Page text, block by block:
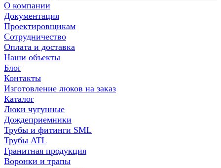
О компании
Документация
Проектировщикам
Сотрудничество
Оплата и доставка
Наши объекты
Блог
Контакты
Изготовление люков на заказ
Каталог
Люки чугунные
Дождеприемники
Трубы и фитинги SML
Трубы ATL
Гранитная продукция
Воронки и трапы